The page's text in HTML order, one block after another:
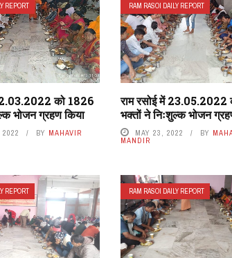
REPORT
को 1826
भोजन ग्रहण किया
2022 BY MAHAVIR
RAM RASOI DAILY REPORT
राम रसोई में 23.05.2022
भक्तों ने निःशुल्क भोजन
MAY 23, 2022 BY
MANDIR
REPORT RAM RASOI DAILY REPORT